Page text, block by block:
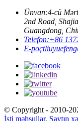
Ünvan:4-cü
2nd Road,
Guangdong,
Telefon:+86
E-poçt
© Copyright - 2010-
İsti məhsullar, Saytın